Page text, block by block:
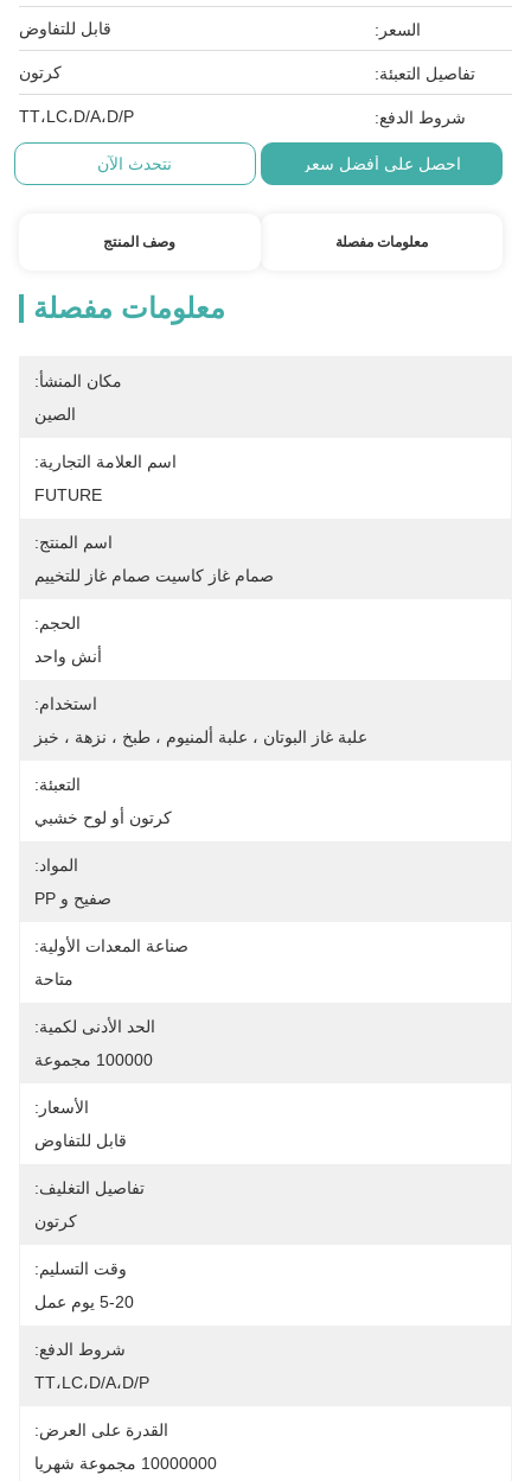
السعر: قابل للتفاوض
تفاصيل التعبئة: كرتون
شروط الدفع: TT،LC،D/A،D/P
احصل على أفضل سعر نتحدث الآن
معلومات مفصلة وصف المنتج
معلومات مفصلة
مكان المنشأ:
الصين
اسم العلامة التجارية:
FUTURE
اسم المنتج:
صمام غاز كاسيت صمام غاز للتخييم
الحجم:
أنش واحد
استخدام:
علبة غاز البوتان ، علبة ألمنيوم ، طبخ ، نزهة ، خبز
التعبئة:
كرتون أو لوح خشبي
المواد:
صفيح و PP
صناعة المعدات الأولية:
متاحة
الحد الأدنى لكمية:
100000 مجموعة
الأسعار:
قابل للتفاوض
تفاصيل التغليف:
كرتون
وقت التسليم:
5-20 يوم عمل
شروط الدفع:
TT،LC،D/A،D/P
القدرة على العرض:
10000000 مجموعة شهريا